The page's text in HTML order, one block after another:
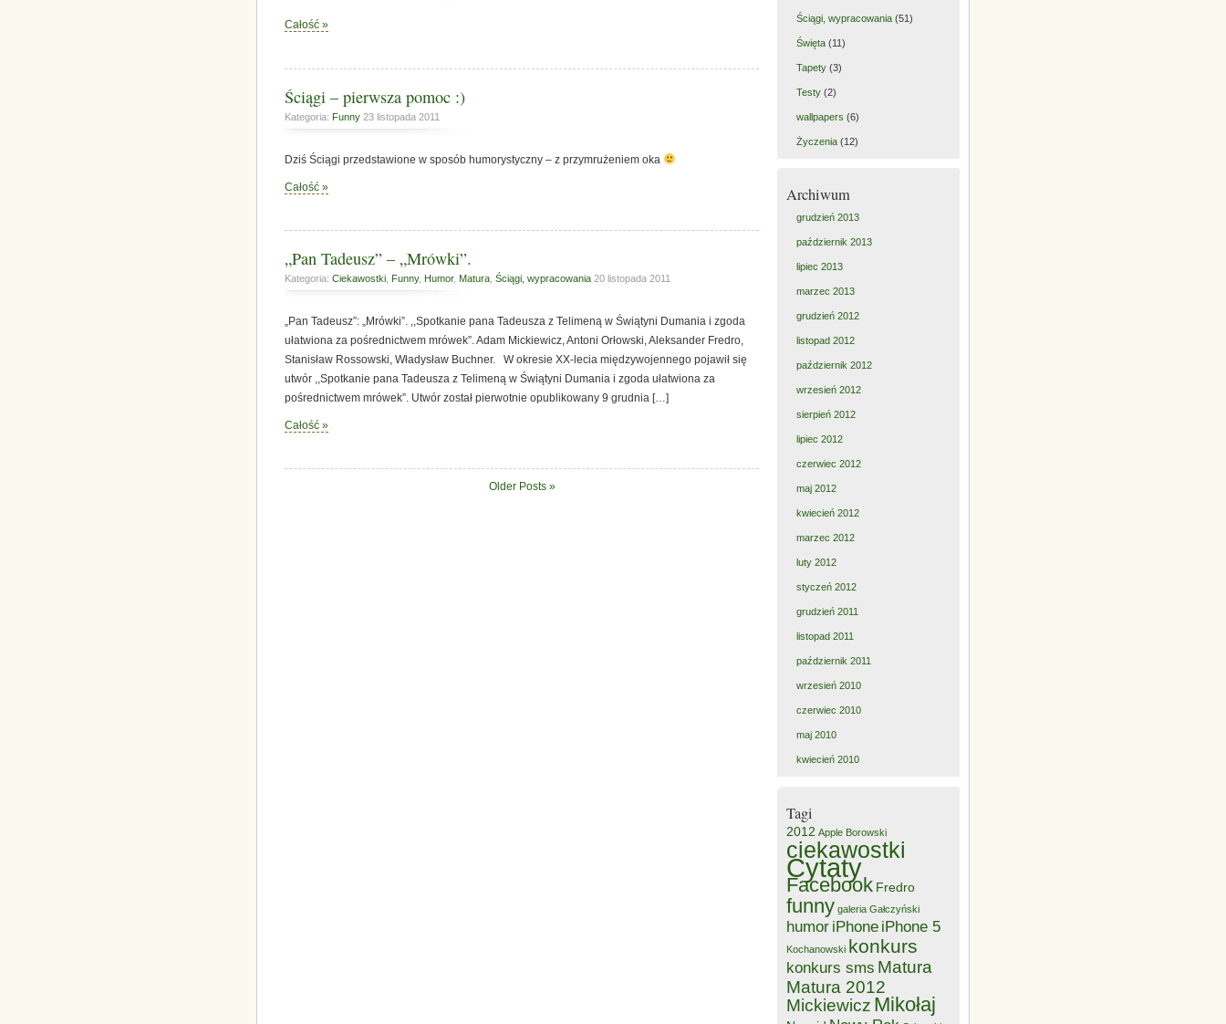
Całość »
Ściągi – pierwsza pomoc :)
Kategoria: Funny 23 listopada 2011
Dziś Ściągi przedstawione w sposób humorystyczny – z przymrużeniem oka
Całość »
„Pan Tadeusz” – „Mrówki”.
Kategoria: Ciekawostki Funny, Humor, Matura Ściągi, wypracowania 20 listopada 2011
„Pan Tadeusz”: „Mrówki”. ,,Spotkanie pana Tadeusza z Telimeną w Świątyni Dumania i zgoda
ułatwiona za pośrednictwem mrówek”. Adam Mickiewicz, Antoni Orłowski, Aleksander Fredro,
Stanisław Rossowski, Władysław Buchner. W okresie XX-lecia międzywojennego pojawił się
utwór ,,Spotkanie pana Tadeusza z Telimeną w Świątyni Dumania i zgoda ułatwiona za
pośrednictwem mrówek”. Utwór został pierwotnie opublikowany 9 grudnia […]
Całość »
Older Posts »
Ściągi, wypracowania(51)
Święta(11)
Tapety(3)
Testy(2)
wallpapers (6)
Życzenia(12)
Archiwum
grudzień 2013
październik 2013
lipiec 2013
marzec 2013
grudzień 2012
listopad 2012
październik 2012
wrzesień 2012
sierpień 2012
lipiec 2012
czerwiec 2012
maj 2012
kwiecień 2012
marzec 2012
luty 2012
styczeń 2012
grudzień 2011
listopad 2011
październik 2011
wrzesień 2010
czerwiec 2010
maj 2010
kwiecień 2010
Tagi
2012 Apple Borowski
ciekawostki
Cytaty
Facebook Fredro
funny galeria Gałczyński
humor iPhone iPhone 5
Kochanowski konkurs
konkurs sms Matura
Matura 2012
Mickiewicz Mikołaj